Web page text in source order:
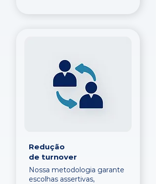
Redução
de turnover
Nossa metodologia garante
escolhas assertivas,